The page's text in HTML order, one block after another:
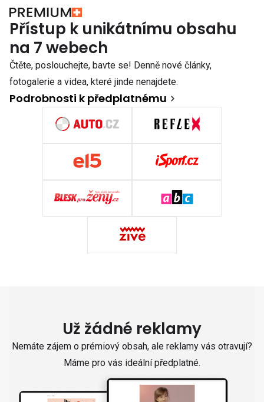
Přístup k unikátnímu obsahu
na 7 webech
Čtěte, poslouchejte, bavte se! Denně nové články,
fotogalerie a videa, které jinde nenajdete.
Podrobnosti k předplatnému
Už žádné reklamy
Nemáte zájem o prémiový obsah, ale reklamy vás otravují?
Máme pro vás ideální předplatné.